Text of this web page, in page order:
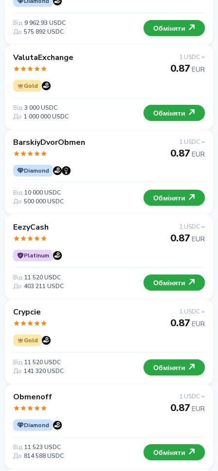
Від 9 962.93 USDC
До 575 892 USDC Обміняти
ValutaExchange
Gold
1 USDC =
0.87 EUR
Від 3 000 USDC
До 1 000 000 USDC Обміняти
BarskiyDvorObmen
Diamond
1 USDC =
0.87 EUR
Від 10 000 USDC
До 500 000 USDC Обміняти
EezyCash
Platinum
1 USDC =
0.87 EUR
Від 11 520 USDC
До 403 211 USDC Обміняти
Crypcie
Gold
1 USDC =
0.87 EUR
Від 11 520 USDC
До 141 320 USDC Обміняти
Obmenoff
Diamond
1 USDC =
0.87 EUR
Від 11 523 USDC
До 814 588 USDC Обміняти